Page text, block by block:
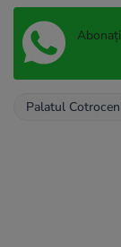
Palatul